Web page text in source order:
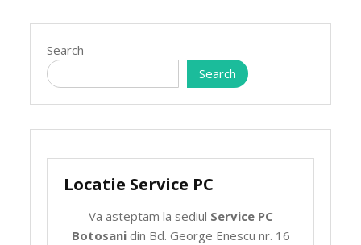
Search
Search
Locatie Service PC
Va asteptam la sediul Service PC
Botosanidin Bd. George Enescu nr. 16